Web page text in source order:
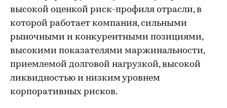
высокой оценкой риск-профиля отрасли, в
которой работает компания, сильными
рыночными и конкурентными позициями,
высокими показателями маржинальности,
приемлемой долговой нагрузкой, высокой
ликвидностью и низким уровнем
корпоративных рисков.